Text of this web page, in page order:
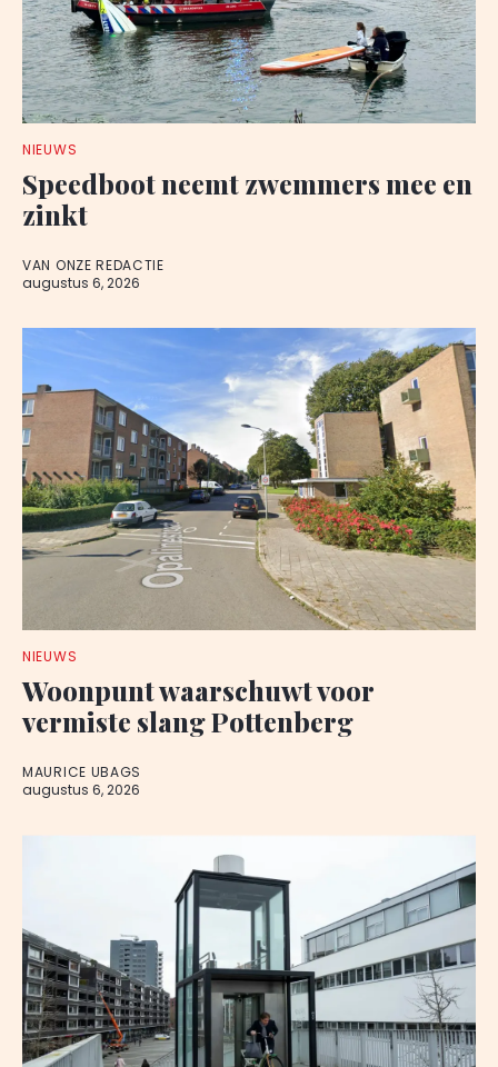
NIEUWS
Speedboot neemt zwemmers mee en
zinkt
VAN ONZE REDACTIE
augustus 6, 2026
NIEUWS
Woonpunt waarschuwt voor
vermiste slang Pottenberg
MAURICE UBAGS
augustus 6, 2026